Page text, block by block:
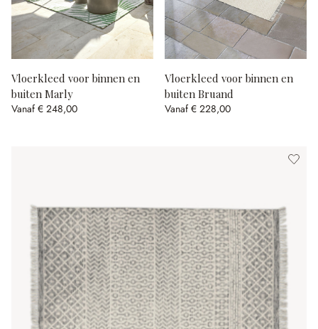
Vloerkleed voor binnen en
buiten Marly
Vanaf € 248,00
Vloerkleed voor binnen en
buiten Bruand
Vanaf € 228,00